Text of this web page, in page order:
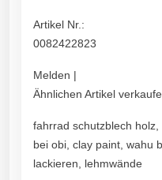
Artikel Nr.:
0082422823
Melden |
Ähnlichen Artikel
fahrrad schutzblech
bei obi, clay paint, wahu
lackieren, lehmwände